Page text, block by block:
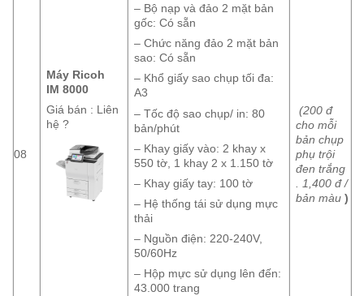
08
Máy Ricoh
IM 8000
Giá bán : Liên
hệ ?
– Bộ nạp và đảo 2 mặt bản
gốc: Có sẵn
– Chức năng đảo 2 mặt bản
sao: Có sẵn
– Khổ giấy sao chụp tối đa:
A3
– Tốc độ sao chụp/ in: 80
bản/phút
– Khay giấy vào: 2 khay x
550 tờ, 1 khay 2 x 1.150 tờ
– Khay giấy tay: 100 tờ
– Hệ thống tái sử dụng mực
thải
– Nguồn điện: 220-240V,
50/60Hz
– Hộp mực sử dụng lên đến:
43.000 trang
(200 đ
cho mỗi
bản chụp
phụ trội
đen trắng
. 1,400 đ /
bản màu)